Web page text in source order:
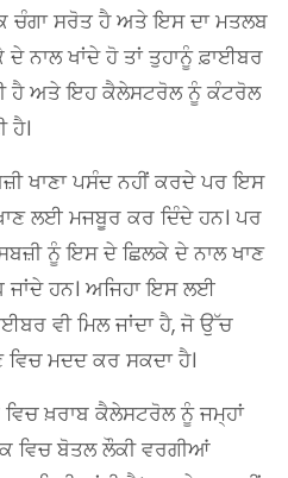
ਚੰਗਾ ਸਰੋਤ ਹੈ ਅਤੇ ਇਸ ਦਾ ਮਤਲਬ
ਨਾਲ ਖਾਂਦੇ ਹੋ ਤਾਂ ਤੁਹਾਨੂੰ ਫ਼ਾਈਬਰ
ਹੈ ਅਤੇ ਇਹ ਕੈਲੇਸਟਰੋਲ ਨੂੰ ਕੰਟਰੋਲ
ਹੈ।
ਖਾਣਾ ਪਸੰਦ ਨਹੀਂ ਕਰਦੇ ਪਰ ਇਸ
ਲਈ ਮਜਬੂਰ ਕਰ ਦਿੰਦੇ ਹਨ। ਪਰ
ਨੂੰ ਇਸ ਦੇ ਛਿਲਕੇ ਦੇ ਨਾਲ ਖਾਣ
ਹਨ। ਅਜਿਹਾ ਇਸ ਲਈ
ਵੀ ਮਿਲ ਜਾਂਦਾ ਹੈ, ਜੋ ਉੱਚ
ਮਦਦ ਕਰ ਸਕਦਾ ਹੈ।
ਵਿਚ ਖ਼ਰਾਬ ਕੈਲੇਸਟਰੋਲ ਨੂੰ ਜਮ੍ਹਾਂ
ਵਿਚ ਬੋਤਲ ਲੌਕੀ ਵਰਗੀਆਂ